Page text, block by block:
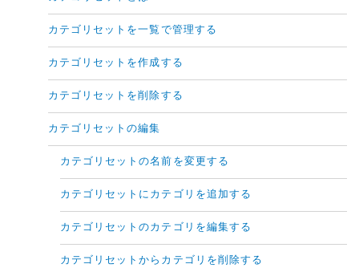
カテゴリセットを一覧で管理する
カテゴリセットを作成する
カテゴリセットを削除する
カテゴリセットの編集
カテゴリセットの名前を変更する
カテゴリセットにカテゴリを追加する
カテゴリセットのカテゴリを編集する
カテゴリセットからカテゴリを削除する